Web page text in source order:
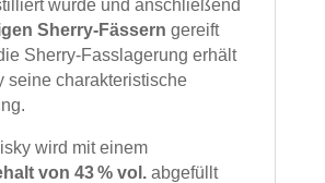
wurde und anschließend
Sherry‑Fässern gereift
Sherry‑Fasslagerung erhält
seine charakteristische
wird mit einem
von 43 % vol.abgefüllt